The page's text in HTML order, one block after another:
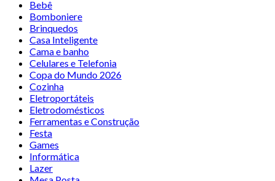
Bebê
Bomboniere
Brinquedos
Casa Inteligente
Cama e banho
Celulares e Telefonia
Copa do Mundo 2026
Cozinha
Eletroportáteis
Eletrodomésticos
Ferramentas e Construção
Festa
Games
Informática
Lazer